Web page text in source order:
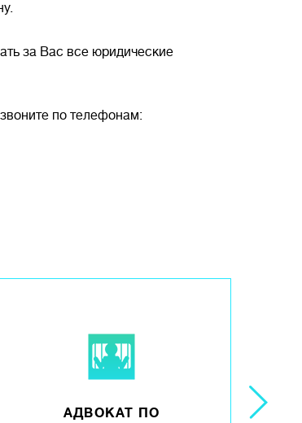
за Вас все юридические
по телефонам:
АДВОКАТ ПО